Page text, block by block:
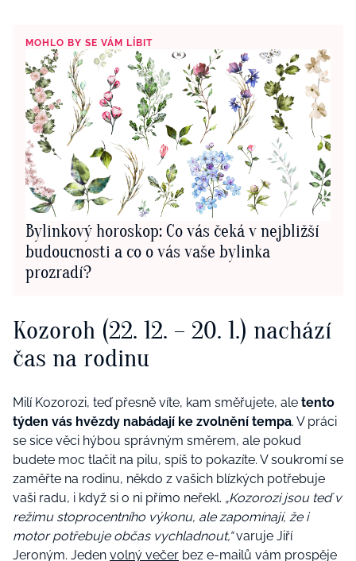
MOHLO BY SE VÁM LÍBIT
Bylinkový horoskop: Co vás čeká v nejbližší
budoucnosti a co o vás vaše bylinka
prozradí?
Kozoroh (22. 12. – 20. 1.) nachází
čas na rodinu
Milí Kozorozi, teď přesně víte, kam směřujete, ale tento
týden vás hvězdy nabádají ke zvolnění tempa. V práci
se sice věci hýbou správným směrem, ale pokud
budete moc tlačit na pilu, spíš to pokazíte. V soukromí se
zaměřte na rodinu, někdo z vašich blízkých potřebuje
vaši radu, i když si o ni přímo neřekl. „Kozorozi jsou teď v
režimu stoprocentního výkonu, ale zapomínají, že i
motor potřebuje občas vychladnout,“varuje Jiří
Jeroným. Jeden volný večer bez e-mailů vám prospěje